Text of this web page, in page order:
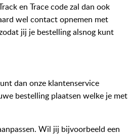
en Trace code zal dan ook
wel contact opnemen met
jij je bestelling alsnog kunt
dan onze klantenservice
bestelling plaatsen welke je met
Wil jij bijvoorbeeld een